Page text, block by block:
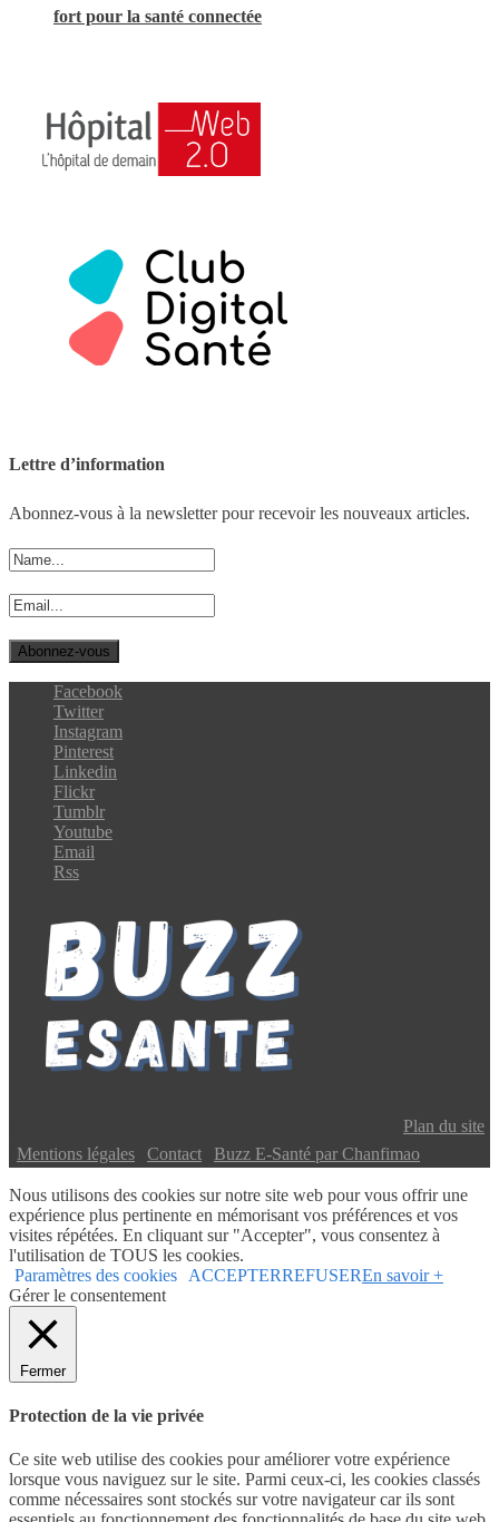
fort pour la santé connectée
Lettre d’information
Abonnez-vous à la newsletter pour recevoir les nouveaux articles.
Facebook
Twitter
Instagram
Pinterest
Linkedin
Flickr
Tumblr
Youtube
Email
Rss
Plan du site
Mentions légales Contact Buzz E-Santé par Chanfimao
Nous utilisons des cookies sur notre site web pour vous offrir une
expérience plus pertinente en mémorisant vos préférences et vos
visites répétées. En cliquant sur "Accepter", vous consentez à
l'utilisation de TOUS les cookies.
Paramètres des cookies
ACCEPTERREFUSEREn savoir +
Gérer le consentement
Fermer
Protection de la vie privée
Ce site web utilise des cookies pour améliorer votre expérience
lorsque vous naviguez sur le site. Parmi ceux-ci, les cookies classés
comme nécessaires sont stockés sur votre navigateur car ils sont